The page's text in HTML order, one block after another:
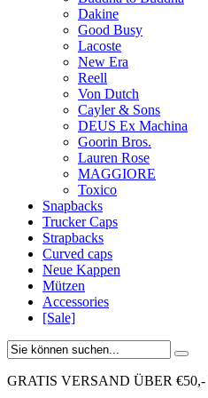
Dakine
Good Busy
Lacoste
New Era
Reell
Von Dutch
Cayler & Sons
DEUS Ex Machina
Goorin Bros.
Lauren Rose
MAGGIORE
Toxico
Snapbacks
Trucker Caps
Strapbacks
Curved caps
Neue Kappen
Mützen
Accessories
[Sale]
GRATIS VERSAND ÜBER €50,-